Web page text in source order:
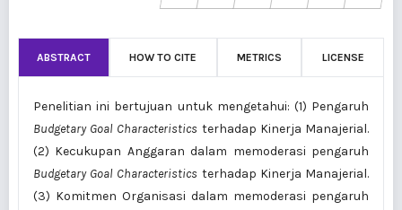
ABSTRACT HOW TO CITE METRICS LICENSE
Penelitian ini bertujuan untuk mengetahui: (1) Pengaruh
Budgetary Goal Characteristics terhadap Kinerja Manajerial.
(2) Kecukupan Anggaran dalam memoderasi pengaruh
Budgetary Goal Characteristics terhadap Kinerja Manajerial.
(3) Komitmen Organisasi dalam memoderasi pengaruh